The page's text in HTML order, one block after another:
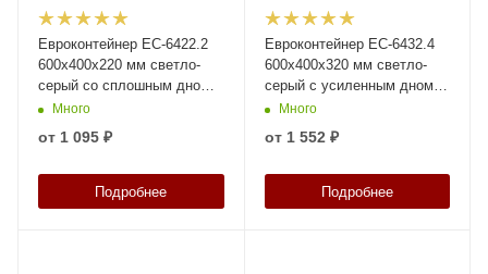
Евроконтейнер ЕС-6422.2
600х400х220 мм светло-
серый со сплошным дном и
закрытыми ручками
Много
от 1 095 ₽
Подробнее
Евроконтейнер ЕС-6432.4
600х400х320 мм светло-
серый с усиленным дном и
закрытыми ручками
Много
от 1 552 ₽
Подробнее